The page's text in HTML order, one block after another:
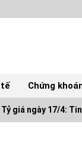
tế Chứng
Tỷ giá ngày 17/4: